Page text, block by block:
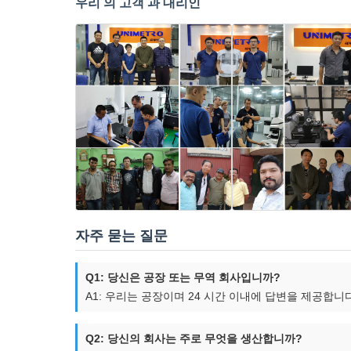
자주 묻는 질문
Q1: 당신은 공장 또는 무역 회사입니까?
A1: 우리는 공장이며 24 시간 이내에 답변을 제공합니
Q2: 당신의 회사는 주로 무엇을 생산합니까?